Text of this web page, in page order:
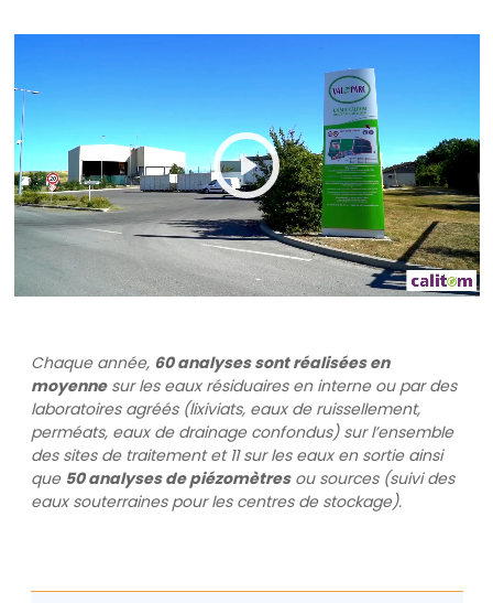
Mute Settings
Play
Chaque année, 60 analyses sont réalisées en
moyennesur les eaux résiduaires en interne ou par des
laboratoires agréés (lixiviats, eaux de ruissellement,
perméats, eaux de drainage confondus) sur l’ensemble
des sites de traitement et 11 sur les eaux en sortie ainsi
que 50 analyses de piézomètresou sources (suivi des
eaux souterraines pour les centres de stockage).